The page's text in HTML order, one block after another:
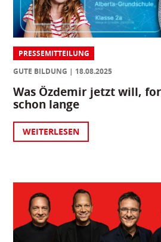
PRESSEMITTEILUNG
GUTE BILDUNG
18.08.2025
Was Özdemir jetzt will,
schon lange
WEITERLESEN